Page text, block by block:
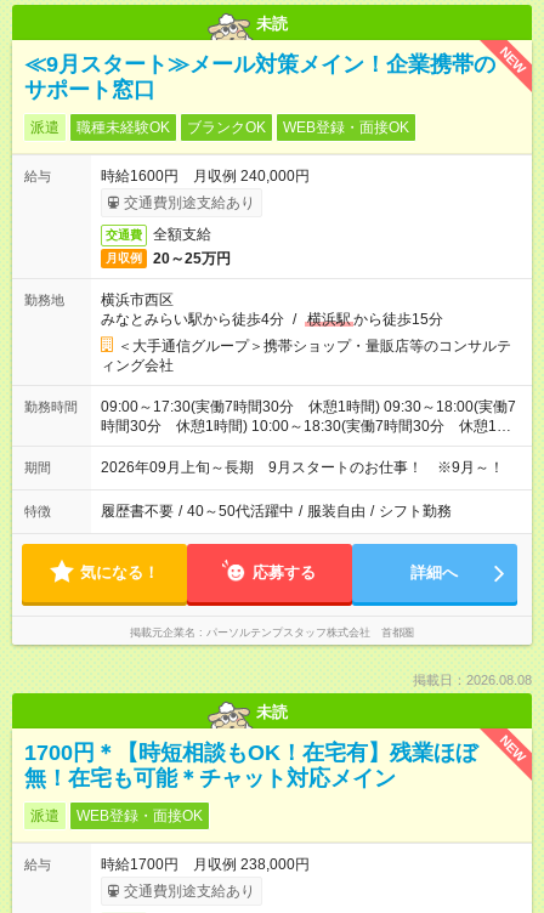
未読
NEW
≪9月スタート≫メール対策メイン！企業携帯の
サポート窓口
派遣 職種未経験OK ブランクOK WEB登録・面接OK
給与
時給1600円 月収例 240,000円
交通費別途支給あり
交通費 全額支給
月収例 20～25万円
勤務地
横浜市西区
みなとみらい駅から徒歩4分 / 横浜駅から徒歩15分
＜大手通信グループ＞携帯ショップ・量販店等のコンサルテ
ィング会社
勤務時間
09:00～17:30(実働7時間30分 休憩1時間) 09:30～18:00(実働7
時間30分 休憩1時間) 10:00～18:30(実働7時間30分 休憩1時
間) ※9:00～19:00の間で7.5時間の勤務（シフトの希望も出せま
す！）
期間 2026年09月上旬～長期 9月スタートのお仕事！ ※9月～！
特徴 履歴書不要 / 40～50代活躍中 / 服装自由 / シフト勤務
気になる！ 応募する 詳細へ
掲載元企業名 パーソルテンプスタッフ株式会社 首都圏
掲載日：2026.08.08
未読
NEW
1700円＊【時短相談もOK！在宅有】残業ほぼ
無！在宅も可能＊チャット対応メイン
派遣 WEB登録・面接OK
給与
時給1700円 月収例 238,000円
交通費別途支給あり